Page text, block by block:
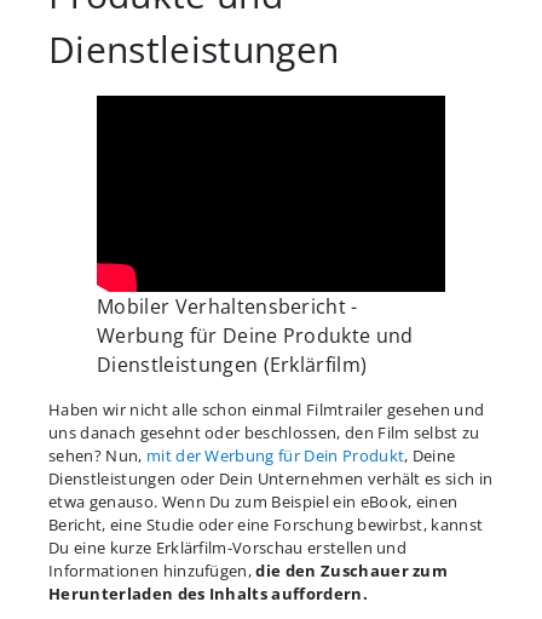
Dienstleistungen
Mobiler Verhaltensbericht -
Werbung für Deine Produkte und
Dienstleistungen (Erklärfilm)
Haben wir nicht alle schon einmal Filmtrailer gesehen und
uns danach gesehnt oder beschlossen, den Film selbst zu
sehen? Nun, mit der Werbung für Dein Produkt, Deine
Dienstleistungen oder Dein Unternehmen verhält es sich in
etwa genauso. Wenn Du zum Beispiel ein eBook, einen
Bericht, eine Studie oder eine Forschung bewirbst, kannst
Du eine kurze Erklärfilm-Vorschau erstellen und
Informationen hinzufügen,die den Zuschauer zum
Herunterladen des Inhalts auffordern.